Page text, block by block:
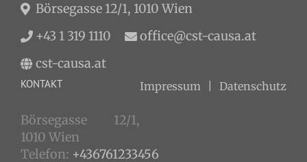
Börsegasse 12/1, 1010 Wien
+43 1 319 1110
office@cst-causa.at
cst-causa.at
Impressum Datenschutz
KONTAKT
Börsegasse 12/1,
1010 Wien
Telefon: +436761233456